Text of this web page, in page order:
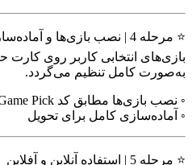
⭐ مرحله 4 | نصب بازی‌ها و آماده‌سازی کامل
بازی‌های انتخابی کاربر روی
به‌صورت کامل تنظیم می‌گردد.
◦ نصب بازی‌ها مطابق کد Game Pick
◦ آماده‌سازی کامل برای تحویل
⭐ مرحله 5 | استفاده آنلاین و آفلاین